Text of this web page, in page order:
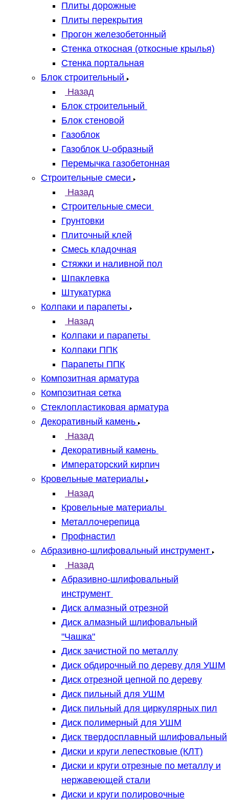
Плиты дорожные
Плиты перекрытия
Прогон железобетонный
Стенка откосная (откосные крылья)
Стенка портальная
Блок строительный
Назад
Блок строительный
Блок стеновой
Газоблок
Газоблок U-образный
Перемычка газобетонная
Строительные смеси
Назад
Строительные смеси
Грунтовки
Плиточный клей
Смесь кладочная
Стяжки и наливной пол
Шпаклевка
Штукатурка
Колпаки и парапеты
Назад
Колпаки и парапеты
Колпаки ППК
Парапеты ППК
Композитная арматура
Композитная сетка
Стеклопластиковая арматура
Декоративный камень
Назад
Декоративный камень
Императорский кирпич
Кровельные материалы
Назад
Кровельные материалы
Металлочерепица
Профнастил
Абразивно-шлифовальный инструмент
Назад
Абразивно-шлифовальный
инструмент
Диск алмазный отрезной
Диск алмазный шлифовальный
"Чашка"
Диск зачистной по металлу
Диск обдирочный по дереву для УШМ
Диск отрезной цепной по дереву
Диск пильный для УШМ
Диск пильный для циркулярных пил
Диск полимерный для УШМ
Диск твердосплавный шлифовальный
Диски и круги лепестковые (КЛТ)
Диски и круги отрезные по металлу и
нержавеющей стали
Диски и круги полировочные